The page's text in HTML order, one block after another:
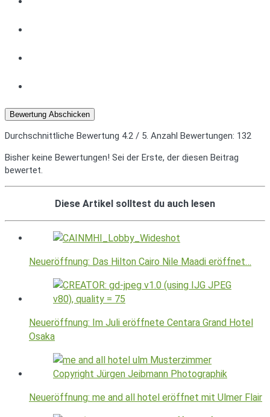
Bewertung Abschicken
Durchschnittliche Bewertung 4.2 / 5. Anzahl Bewertungen: 132
Bisher keine Bewertungen! Sei der Erste, der diesen Beitrag
bewertet.
Diese Artikel solltest du auch lesen
Neueröffnung: Das Hilton Cairo Nile Maadi eröffnet…
Neueröffnung: Im Juli eröffnete Centara Grand Hotel
Osaka
Neueröffnung: me and all hotel eröffnet mit Ulmer Flair